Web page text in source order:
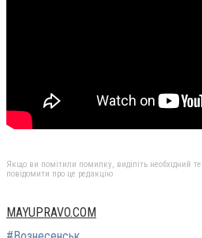
Якщо ви помітили помилку, виділіть необхідний
повідомити про це редакцію
MAYUPRAVO.COM